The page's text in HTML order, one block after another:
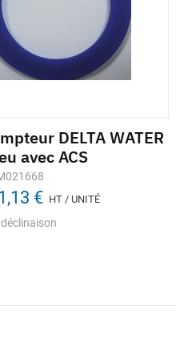
DELTA WATER
avec ACS
€ HT / UNITÉ